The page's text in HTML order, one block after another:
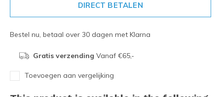
DIRECT BETALEN
Bestel nu, betaal over 30 dagen met Klarna
Gratis verzending Vanaf €65,-
Toevoegen aan vergelijking